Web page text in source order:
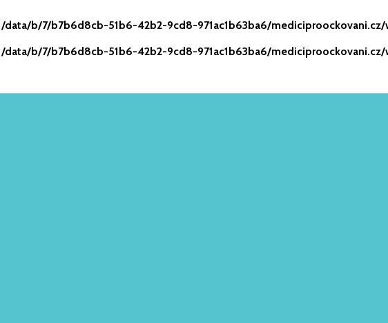
/data/b/7/b7b6d8cb-51b6-42b2-9cd8-971ac1b63ba6/
/data/b/7/b7b6d8cb-51b6-42b2-9cd8-971ac1b63ba6/